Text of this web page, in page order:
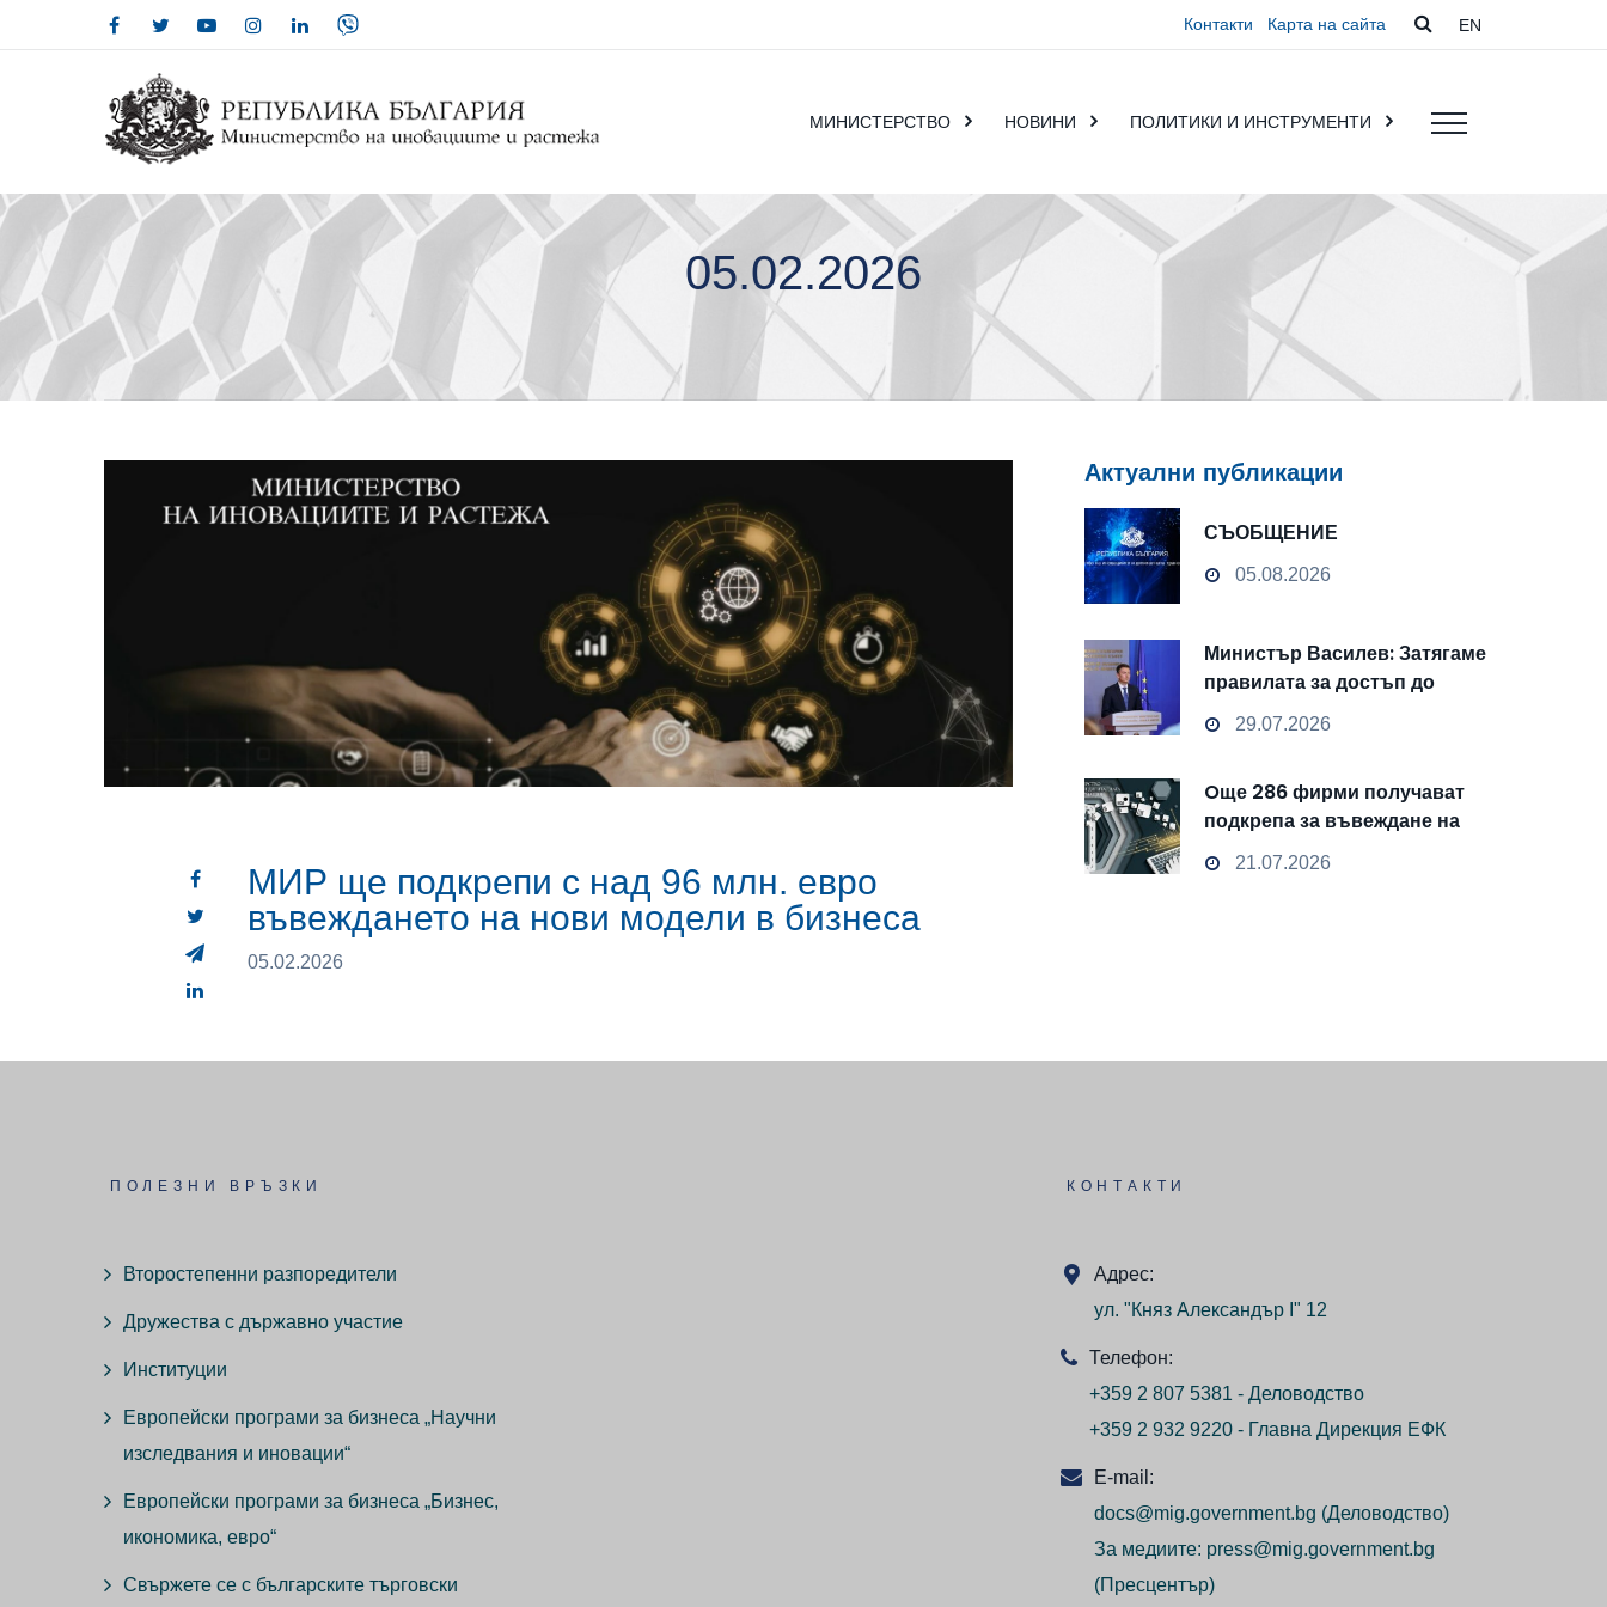
Контакти Карта на сайта EN
МИНИСТЕРСТВО НОВИНИ ПОЛИТИКИ И ИНСТРУМЕНТИ
05.02.2026
МИР ще подкрепи с над 96 млн. евро
въвеждането на нови модели в бизнеса
05.02.2026
Актуални публикации
СЪОБЩЕНИЕ
05.08.2026
Министър Василев: Затягаме
правилата за достъп до
чувствителни данни
29.07.2026
Oще 286 фирми получават
подкрепа за въвеждане на
изкуствен интелект и
облачни технологии
21.07.2026
ПОЛЕЗНИ ВРЪЗКИ
Второстепенни разпоредители
Дружества с държавно участие
Институции
Европейски програми за бизнеса „Научни
изследвания и иновации“
Европейски програми за бизнеса „Бизнес,
икономика, евро“
Свържете се с българските търговски
КОНТАКТИ
Адрес:
ул. "Княз Александър I" 12
Телефон:
+359 2 807 5381 - Деловодство
+359 2 932 9220 - Главна Дирекция ЕФК
E-mail:
docs@mig.government.bg (Деловодство)
За медиите: press@mig.government.bg
(Пресцентър)